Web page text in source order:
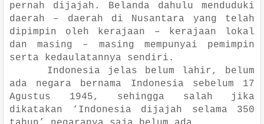
pernah dijajah. Belanda dahulu menduduki
daerah – daerah di Nusantara yang telah
dipimpin oleh kerajaan – kerajaan lokal
dan masing – masing mempunyai pemimpin
serta kedaulatannya sendiri.
Indonesia jelas belum lahir, belum
ada negara bernama Indonesia sebelum 17
Agustus 1945, sehingga salah jika
dikatakan ‘Indonesia dijajah selama 350